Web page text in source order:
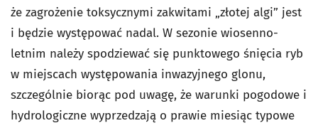
że zagrożenie toksycznymi zakwitami „złotej algi” jest
i będzie występować nadal. W sezonie wiosenno-
letnim należy spodziewać się punktowego śnięcia ryb
w miejscach występowania inwazyjnego glonu,
szczególnie biorąc pod uwagę, że warunki pogodowe i
hydrologiczne wyprzedzają o prawie miesiąc typowe